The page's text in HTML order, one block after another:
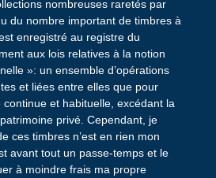
nombreuses raretés par
du nombre important de timbres à
enregistré au registre du
aux lois relatives à la notion
»: un ensemble d’opérations
et liées entre elles que pour
et habituelle, excédant la
privé. Cependant, je
ces timbres n’est en rien mon
avant tout un passe-temps et le
à moindre frais ma propre